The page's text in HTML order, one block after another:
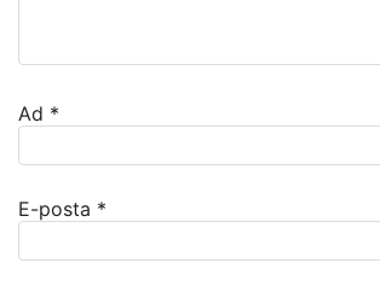
Ad *
E-posta *